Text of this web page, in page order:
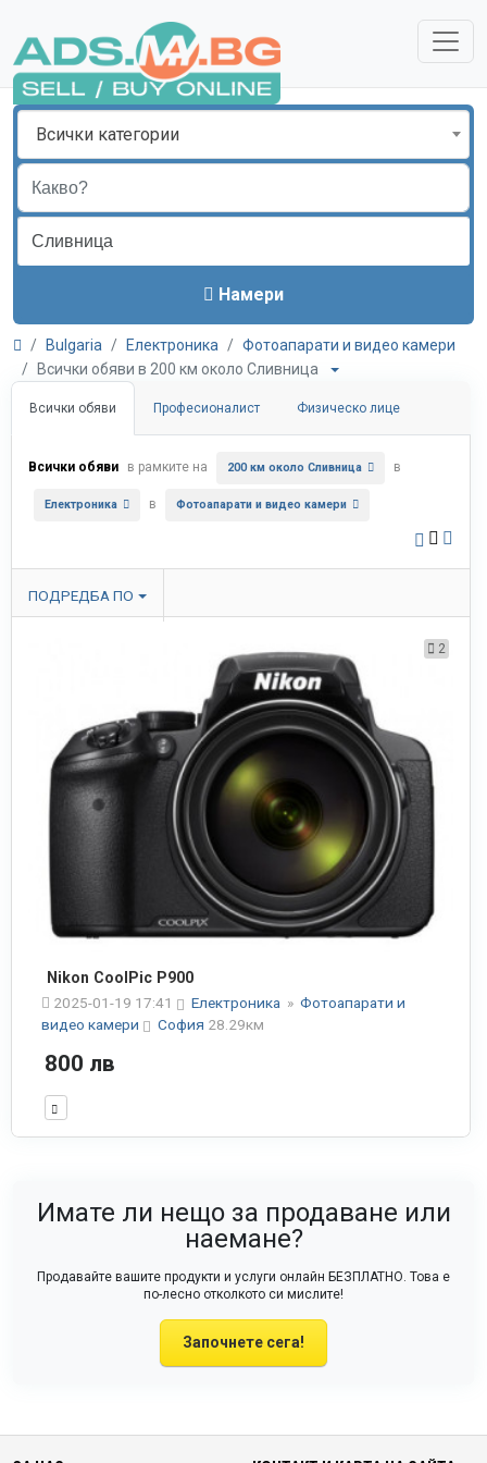
Всички категории
Намери
Bulgaria Електроника
Фотоапарати и видео камери
Всички обяви в 200 км около Сливница
Всички обяви Професионалист Физическо лице
Всички обяви в рамките на 200 км около Сливница в
Електроника в Фотоапарати и видео камери
ПОДРЕДБА ПО
2
Nikon CoolPic P900
2025-01-19 17:41
Електроника » Фотоапарати и
видео камери
София 28.29км
800 лв
Имате ли нещо за продаване или
наемане?
Продавайте вашите продукти и услуги онлайн БЕЗПЛАТНО. Това е
по-лесно отколкото си мислите!
Започнете сега!